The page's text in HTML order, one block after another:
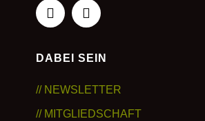
DABEI SEIN
// NEWSLETTER
// MITGLIEDSCHAFT